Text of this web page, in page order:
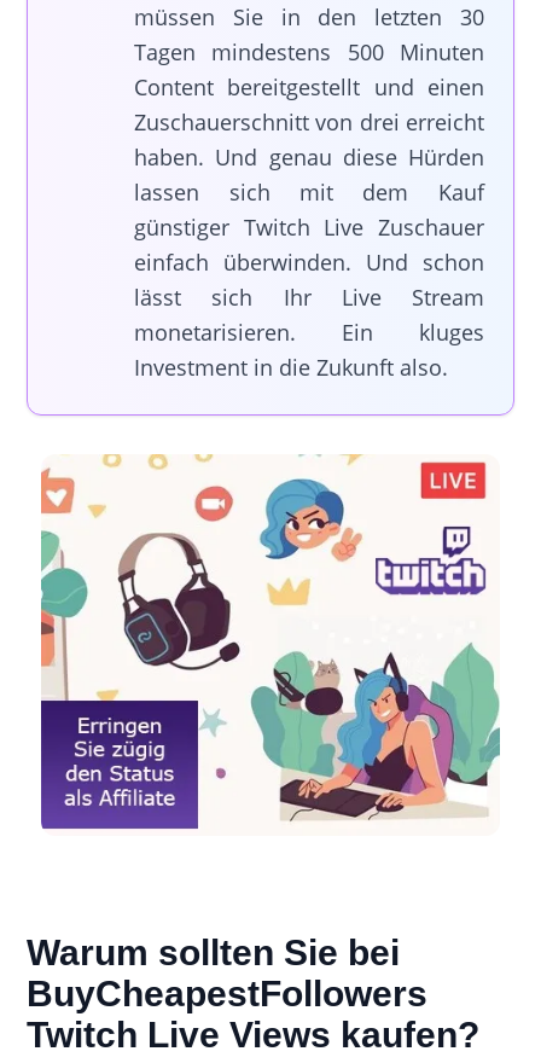
müssen Sie in den letzten 30
Tagen mindestens 500 Minuten
Content bereitgestellt und einen
Zuschauerschnitt von drei erreicht
haben. Und genau diese Hürden
lassen sich mit dem Kauf
günstiger Twitch Live Zuschauer
einfach überwinden. Und schon
lässt sich Ihr Live Stream
monetarisieren. Ein kluges
Investment in die Zukunft also.
Warum sollten Sie bei
BuyCheapestFollowers
Twitch Live Views kaufen?